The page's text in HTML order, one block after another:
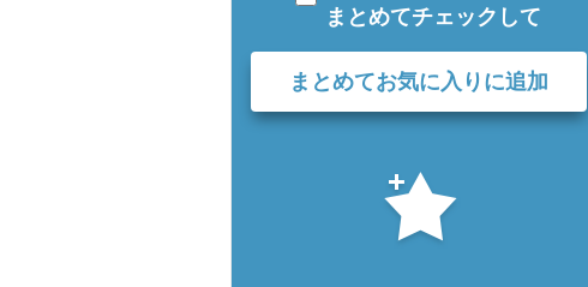
まとめてチェックして
まとめてお気に入りに追加